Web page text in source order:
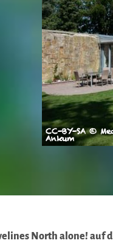
CC-BY-SA ©
Ankum
North alone! auf